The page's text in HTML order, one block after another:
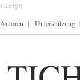
Autoren Unterstützung